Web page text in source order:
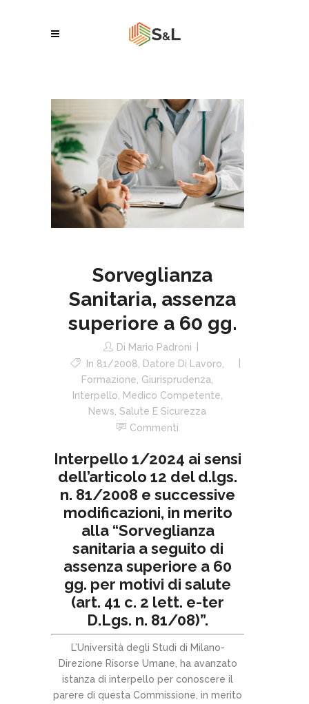
Sorveglianza
Sanitaria, assenza
superiore a 60 gg.
Di Mario Padroni
In 81/2008 Datore Di Lavoro
Formazione Giurisprudenza
Interpello
Medico Competente
News Salute E Sicurezza
Commenti
Interpello 1/2024 ai sensi
dell’articolo 12 del d.lgs.
n. 81/2008 e successive
modificazioni, in merito
alla “Sorveglianza
sanitaria a seguito di
assenza superiore a 60
gg. per motivi di salute
(art. 41 c. 2 lett. e-ter
D.Lgs. n. 81/08)”.
L’Università degli Studi di Milano-
Direzione Risorse Umane, ha avanzato
istanza di interpello per conoscere il
parere di questa Commissione, in merito